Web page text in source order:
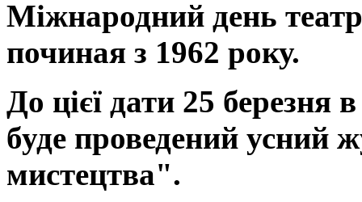
Міжнародний день
починая з 1962 року.
До цієї дати 25
буде проведений усний
мистецтва".